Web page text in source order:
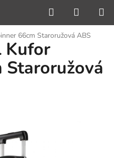
Hľadať
KOŠÍK
66cm Staroružová ABS
Kufor
Staroružová